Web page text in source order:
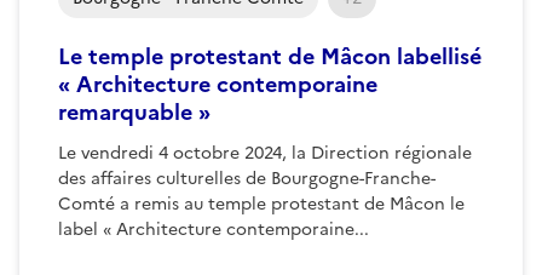
Le temple protestant de Mâcon labellisé
« Architecture contemporaine
remarquable »
Le vendredi 4 octobre 2024, la Direction régionale
des affaires culturelles de Bourgogne-Franche-
Comté a remis au temple protestant de Mâcon le
label « Architecture contemporaine...